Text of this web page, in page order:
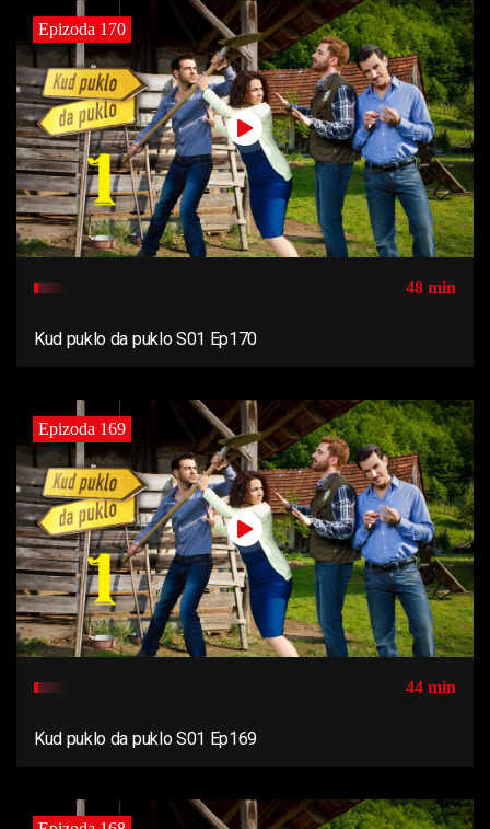
Epizoda 170
48 min
Kud puklo da puklo S01 Ep170
Epizoda 169
44 min
Kud puklo da puklo S01 Ep169